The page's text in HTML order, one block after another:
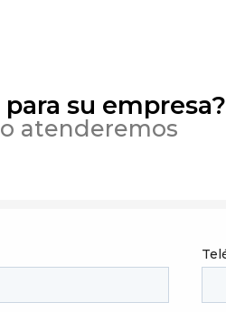
para su empresa?
atenderemos